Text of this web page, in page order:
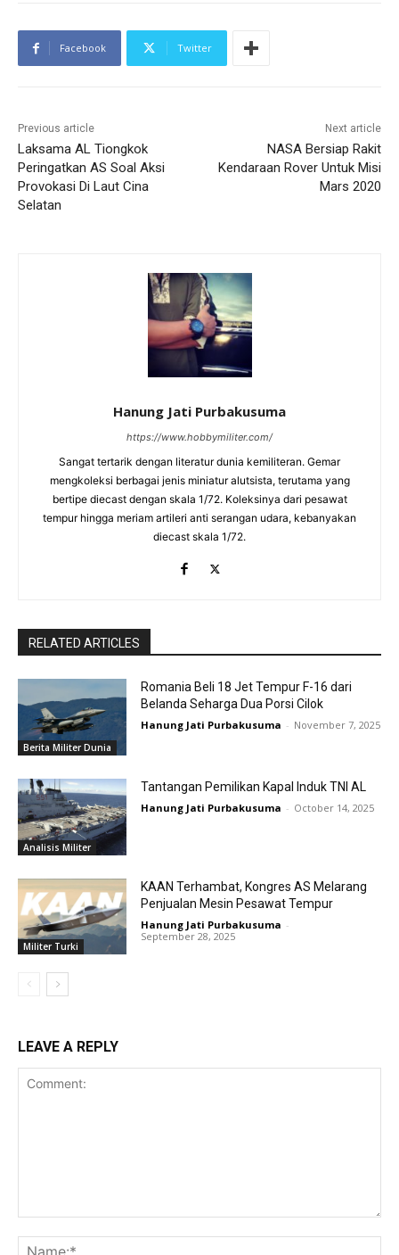
Facebook Twitter
Previous article
Laksama AL Tiongkok
Peringatkan AS Soal Aksi
Provokasi Di Laut Cina
Selatan
Next article
NASA Bersiap Rakit
Kendaraan Rover Untuk Misi
Mars 2020
Hanung Jati Purbakusuma
https://www.hobbymiliter.com/
Sangat tertarik dengan literatur dunia kemiliteran. Gemar
mengkoleksi berbagai jenis miniatur alutsista, terutama yang
bertipe diecast dengan skala 1/72. Koleksinya dari pesawat
tempur hingga meriam artileri anti serangan udara, kebanyakan
diecast skala 1/72.
RELATED ARTICLES
Berita Militer Dunia
Romania Beli 18 Jet Tempur F-16 dari
Belanda Seharga Dua Porsi Cilok
Hanung Jati Purbakusuma - November 7, 2025
Analisis Militer
Tantangan Pemilikan Kapal Induk TNI AL
Hanung Jati Purbakusuma - October 14, 2025
Militer Turki
KAAN Terhambat, Kongres AS Melarang
Penjualan Mesin Pesawat Tempur
Hanung Jati Purbakusuma -
September 28, 2025
LEAVE A REPLY